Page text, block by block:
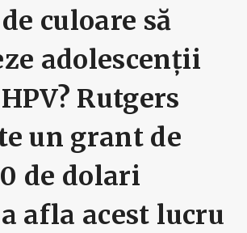
culoare să
adolescenții
Rutgers
un grant de
de dolari
afla acest lucru